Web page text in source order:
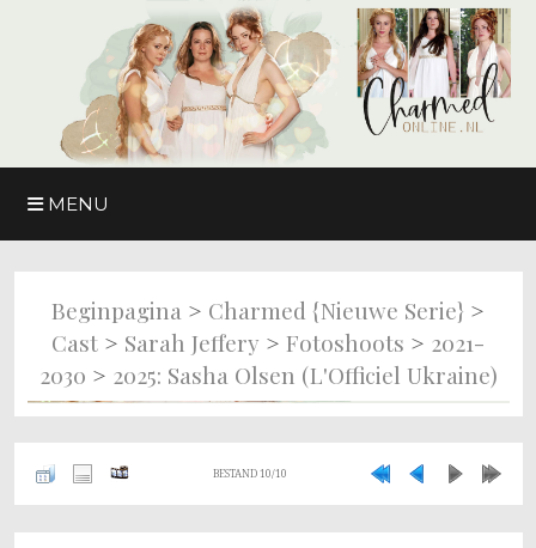
MENU
Beginpagina > Charmed {nieuwe Serie} >
Cast > Sarah Jeffery > Fotoshoots > 2021-
2030 > 2025: Sasha Olsen (L'Officiel Ukraine)
BESTAND 10/10